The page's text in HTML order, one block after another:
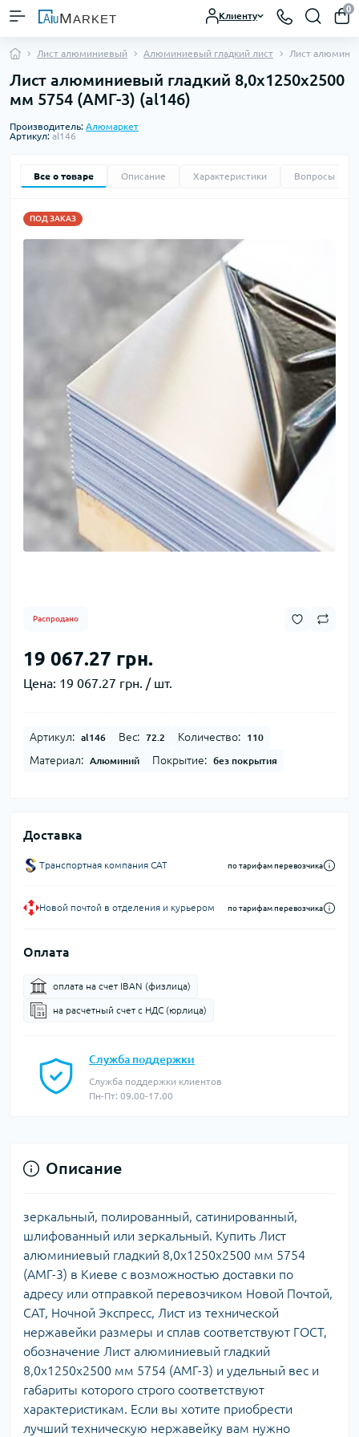
Клиенту
0
Лист алюминиевый Алюминиевый гладкий лист Лист
Лист алюминиевый гладкий 8,0х1250х2500
мм 5754 (АМГ-3) (al146)
Производитель: Алюмаркет
Артикул: al146
Все о товаре Описание Характеристики Вопросы
ПОД ЗАКАЗ
Распродано
19 067.27 грн.
Цена: 19 067.27 грн. / шт.
Артикул: al146 Вес: 72.2 Количество: 110
Материал: Алюминий Покрытие: без покрытия
Доставка
Транспортная компания CAT по тарифам перевозчика
Новой почтой в отделения и курьером по тарифам перевозчика
Оплата
оплата на счет IBAN (физлица)
на расчетный счет c НДС (юрлица)
Служба поддержки
Служба поддержки клиентов
Пн-Пт: 09.00-17.00
Описание
зеркальный, полированный, сатинированный,
шлифованный или зеркальный. Купить Лист
алюминиевый гладкий 8,0х1250х2500 мм 5754
(АМГ-3) в Киеве с возможностью доставки по
адресу или отправкой перевозчиком Новой Почтой,
САТ, Ночной Экспресс, Лист из технической
нержавейки размеры и сплав соответствуют ГОСТ,
обозначение Лист алюминиевый гладкий
8,0х1250х2500 мм 5754 (АМГ-3) и удельный вес и
габариты которого строго соответствуют
характеристикам. Если вы хотите приобрести
лучший техническую нержавейку вам нужно